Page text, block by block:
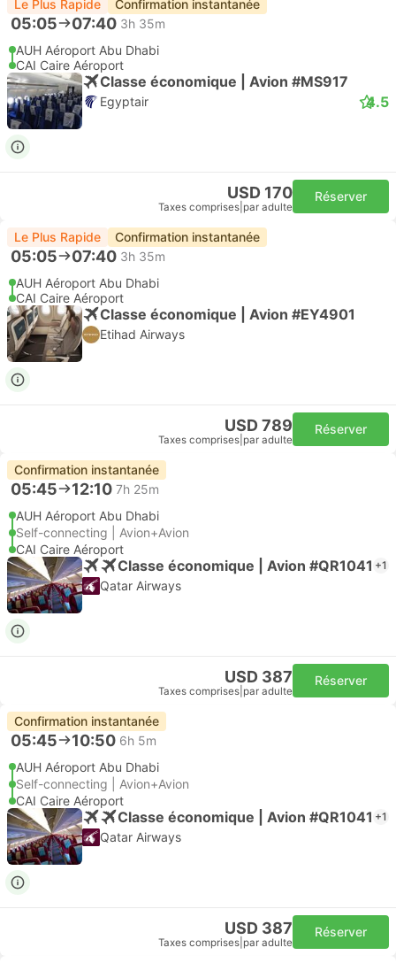
Le Plus Rapide Confirmation instantanée
05:05 07:40 3h 35m
AUH Aéroport Abu Dhabi
CAI Caire Aéroport
Classe économique | Avion #MS917
Egyptair 4.5
USD 170
Taxes comprises par adulte
Réserver
Le Plus Rapide Confirmation instantanée
05:05 07:40 3h 35m
AUH Aéroport Abu Dhabi
CAI Caire Aéroport
Classe économique | Avion #EY4901
Etihad Airways
USD 789
Taxes comprises par adulte
Réserver
Confirmation instantanée
05:45 12:10 7h 25m
AUH Aéroport Abu Dhabi
Self-connecting | Avion+Avion
CAI Caire Aéroport
Classe économique | Avion #QR1041 +1
Qatar Airways
USD 387
Taxes comprises par adulte
Réserver
Confirmation instantanée
05:45 10:50 6h 5m
AUH Aéroport Abu Dhabi
Self-connecting | Avion+Avion
CAI Caire Aéroport
Classe économique | Avion #QR1041 +1
Qatar Airways
USD 387
Taxes comprises par adulte
Réserver